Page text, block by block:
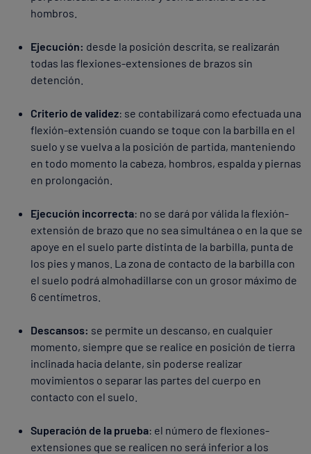
hombros.
Ejecución: desde la posición descrita, se realizarán
todas las flexiones-extensiones de brazos sin
detención.
Criterio de validez: se contabilizará como efectuada una
flexión-extensión cuando se toque con la barbilla en el
suelo y se vuelva a la posición de partida, manteniendo
en todo momento la cabeza, hombros, espalda y piernas
en prolongación.
Ejecución incorrecta: no se dará por válida la flexión-
extensión de brazo que no sea simultánea o en la que se
apoye en el suelo parte distinta de la barbilla, punta de
los pies y manos. La zona de contacto de la barbilla con
el suelo podrá almohadillarse con un grosor máximo de
6 centímetros.
Descansos: se permite un descanso, en cualquier
momento, siempre que se realice en posición de tierra
inclinada hacia delante, sin poderse realizar
movimientos o separar las partes del cuerpo en
contacto con el suelo.
Superación de la prueba: el número de flexiones-
extensiones que se realicen no será inferior a los